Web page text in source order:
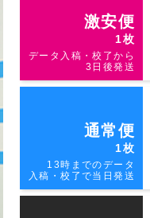
激安便
1枚
データ入稿・校了から
3日後発送
通常便
1枚
13時までのデータ
入稿・校了で当日発送